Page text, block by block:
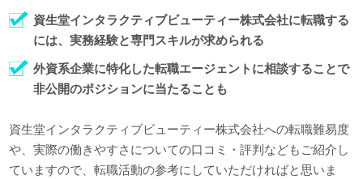
資生堂インタラクティブビューティー株式会社に転職する
には、実務経験と専門スキルが求められる
外資系企業に特化した転職エージェントに相談することで
非公開のポジションに当たることも
資生堂インタラクティブビューティー株式会社への転職難易度
や、実際の働きやすさについての口コミ・評判などもご紹介し
ていますので、転職活動の参考にしていただければと思いま